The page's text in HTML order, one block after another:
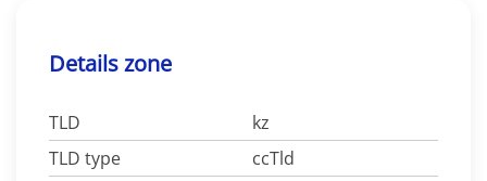
Details zone
TLD
kz
TLD type
ccTld